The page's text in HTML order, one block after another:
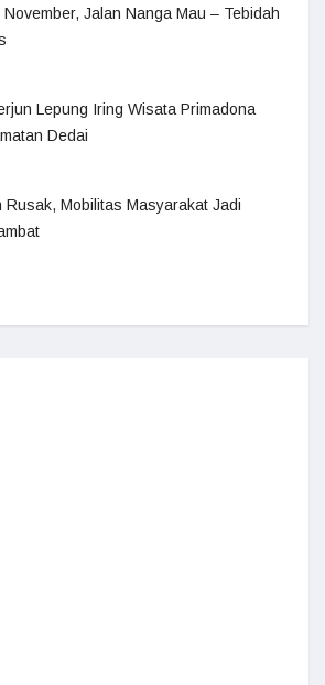
November, Jalan Nanga Mau – Tebidah
Lepung Iring Wisata Primadona
Dedai
Rusak, Mobilitas Masyarakat Jadi